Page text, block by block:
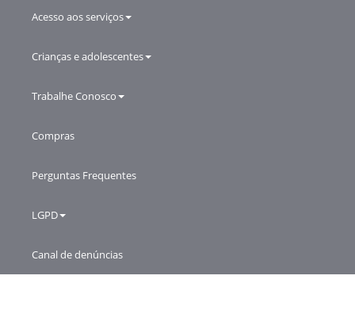
Acesso aos serviços
Crianças e adolescentes
Trabalhe Conosco
Compras
Perguntas Frequentes
LGPD
Canal de denúncias